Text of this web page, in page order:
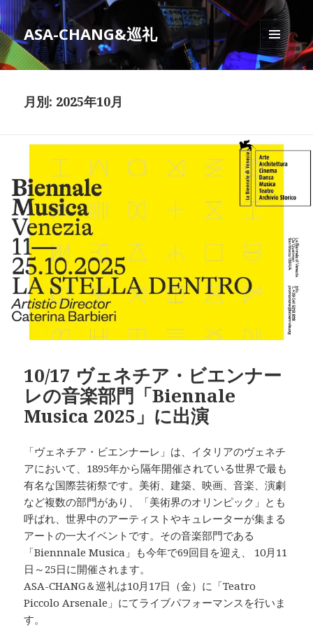
ASA-CHANG&巡礼
メニュ
ーとウ
月別: 2025年10月
10/17 ヴェネチア・ビエンナー
レの音楽部門「Biennale
Musica 2025」に出演
「ヴェネチア・ビエンナーレ」は、イタリアのヴェネチ
アにおいて、1895年から隔年開催されている世界で最も
有名な国際芸術祭です。美術、建築、映画、音楽、演劇
など複数の部門があり、「美術界のオリンピック」とも
呼ばれ、世界中のアーティストやキュレーターが集まる
アートの一大イベントです。その音楽部門である
「Biennnale Musica」も今年で69回目を迎え、 10月11
日～25日に開催されます。
ASA-CHANG＆巡礼は10月17日（金）に「Teatro
Piccolo Arsenale」にてライブパフォーマンスを行いま
す。